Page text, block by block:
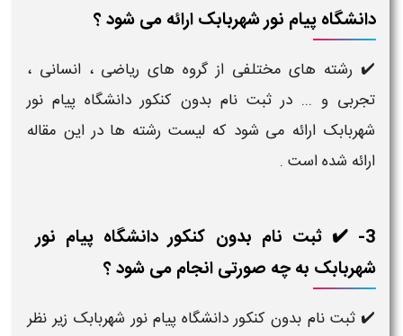
دانشگاه پیام نور شهربابک ارائه می شود ؟
✔️ رشته های مختلفی از گروه های ریاضی ، انسانی ،
تجربی و ... در ثبت نام بدون کنکور دانشگاه پیام نور
شهربابک ارائه می شود که لیست رشته ها در این مقاله
ارائه شده است .
3- ✔️ ثبت نام بدون کنکور دانشگاه پیام نور
شهربابک به چه صورتی انجام می شود ؟
✔️ ثبت نام بدون کنکور دانشگاه پیام نور شهربابک زیر نظر